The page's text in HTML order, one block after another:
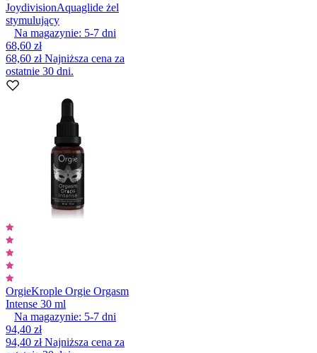
JoydivisionAquaglide żel
stymulujący
Na magazynie: 5-7 dni
68,60 zł
68,60 złNajniższa cena za
ostatnie 30 dni.
OrgieKrople Orgie Orgasm
Intense 30 ml
Na magazynie: 5-7 dni
94,40 zł
94,40 złNajniższa cena za